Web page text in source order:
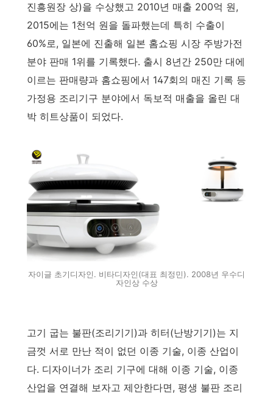
진흥원장 상)을 수상했고 2010년 매출 200억 원,
2015에는 1천억 원을 돌파했는데 특히 수출이
60%로, 일본에 진출해 일본 홈쇼핑 시장 주방가전
분야 판매 1위를 기록했다. 출시 8년간 250만 대에
이르는 판매량과 홈쇼핑에서 147회의 매진 기록 등
가정용 조리기구 분야에서 독보적 매출을 올린 대
박 히트상품이 되었다.
자이글 초기디자인. 비타디자인(대표 최정민). 2008년 우수디
자인상 수상
고기 굽는 불판(조리기기)과 히터(난방기기)는 지
금껏 서로 만난 적이 없던 이종 기술, 이종 산업이
다. 디자이너가 조리 기구에 대해 이종 기술, 이종
산업을 연결해 보자고 제안한다면, 평생 불판 조리